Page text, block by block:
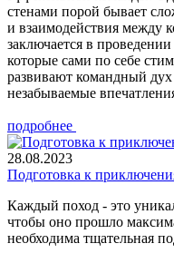
стенами порой бывает
и взаимодействия между
заключается в
которые сами по себе
развивают командный
незабываемые
подробнее
28.08.2023
Подготовка к
Каждый поход - это
чтобы оно прошло
необходима тщательная